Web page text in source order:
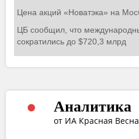
Аналитика
от ИА Красная Весна